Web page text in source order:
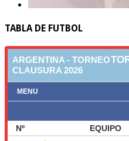
TABLA DE FUTBOL